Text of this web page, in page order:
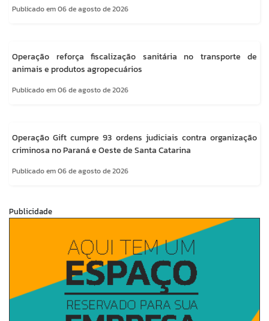
Publicado em 06 de agosto de 2026
Operação reforça fiscalização sanitária no transporte de
animais e produtos agropecuários
Publicado em 06 de agosto de 2026
Operação Gift cumpre 93 ordens judiciais contra organização
criminosa no Paraná e Oeste de Santa Catarina
Publicado em 06 de agosto de 2026
Publicidade